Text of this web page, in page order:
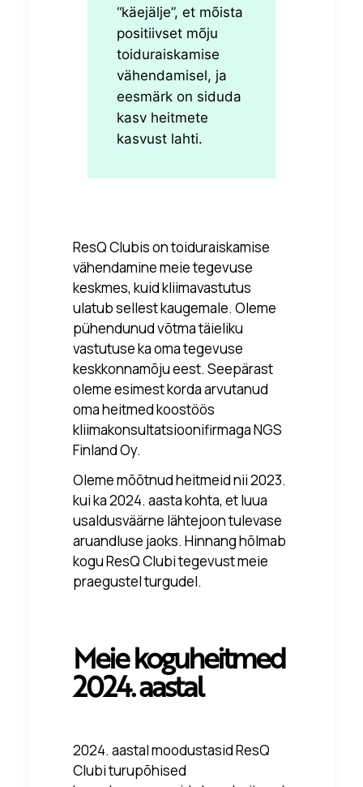
“käejälje”, et mõista
positiivset mõju
toiduraiskamise
vähendamisel, ja
eesmärk on siduda
kasv heitmete
kasvust lahti.
ResQ Clubis on toiduraiskamise
vähendamine meie tegevuse
keskmes, kuid kliimavastutus
ulatub sellest kaugemale. Oleme
pühendunud võtma täieliku
vastutuse ka oma tegevuse
keskkonnamõju eest. Seepärast
oleme esimest korda arvutanud
oma heitmed koostöös
kliimakonsultatsioonifirmagaNGS
Finland Oy.
Oleme mõõtnud heitmeid nii 2023.
kui ka 2024. aasta kohta, et luua
usaldusväärne lähtejoon tulevase
aruandluse jaoks. Hinnang hõlmab
kogu ResQ Clubi tegevust meie
praegustel turgudel.
Meie koguheitmed
2024. aastal
2024. aastal moodustasid ResQ
Clubi turupõhised